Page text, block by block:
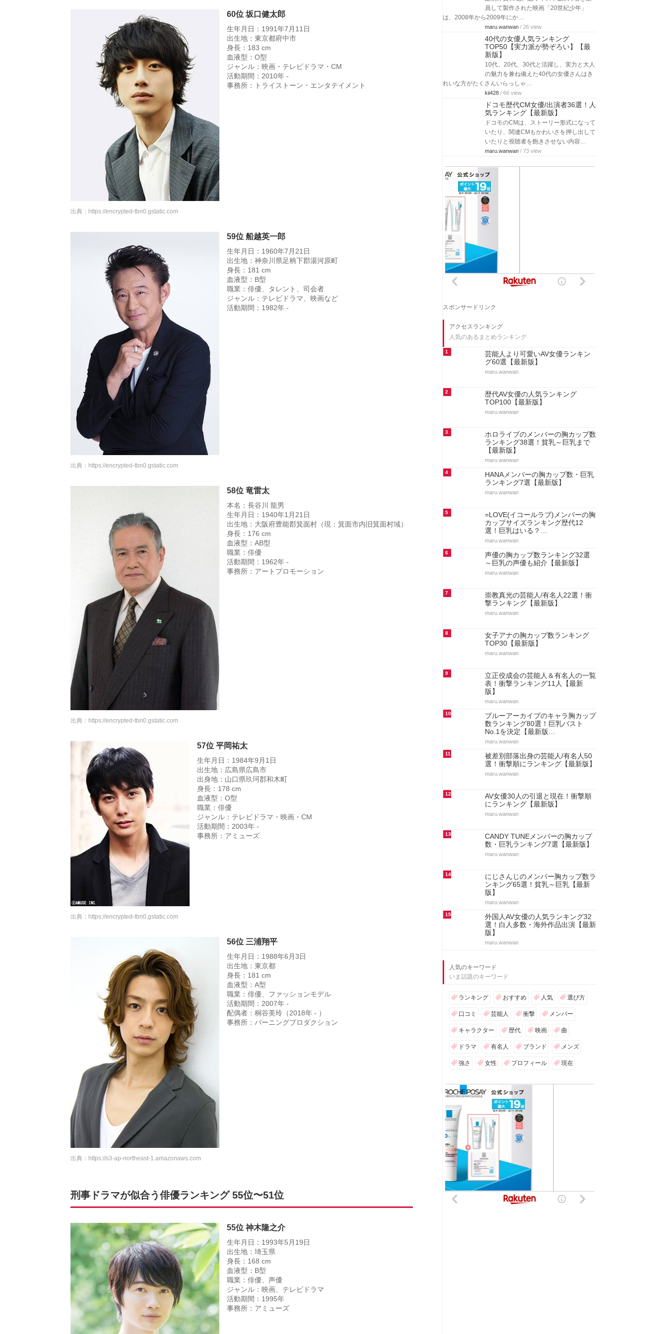
60位 坂口健太郎
生年月日：1991年7月11日
出生地：東京都府中市
身長：183 cm
血液型：O型
ジャンル：映画・テレビドラマ・CM
活動期間：2010年 -
事務所：トライストーン・エンタテイメント
出典： https://encrypted-tbn0.gstatic.com
59位 船越英一郎
生年月日：1960年7月21日
出生地：神奈川県足柄下郡湯河原町
身長：181 cm
血液型：B型
職業：俳優、タレント、司会者
ジャンル：テレビドラマ、映画など
活動期間：1982年 -
出典： https://encrypted-tbn0.gstatic.com
58位 竜雷太
本名：長谷川 龍男
生年月日：1940年1月21日
出生地：大阪府豊能郡箕面村（現：箕面市内旧箕面村域）
身長：176 cm
血液型：AB型
職業：俳優
活動期間：1962年 -
事務所：アートプロモーション
出典： https://encrypted-tbn0.gstatic.com
57位 平岡祐太
生年月日：1984年9月1日
出生地：広島県広島市
出身地：山口県玖珂郡和木町
身長：178 cm
血液型：O型
職業：俳優
ジャンル：テレビドラマ・映画・CM
活動期間：2003年 -
事務所：アミューズ
出典： https://encrypted-tbn0.gstatic.com
56位 三浦翔平
生年月日：1988年6月3日
出生地：東京都
身長：181 cm
血液型：A型
職業：俳優、ファッションモデル
活動期間：2007年 -
配偶者：桐谷美玲（2018年 - ）
事務所：バーニングプロダクション
出典： https://s3-ap-northeast-1.amazonaws.com
刑事ドラマが似合う俳優ランキング 55位〜51位
55位 神木隆之介
生年月日：1993年5月19日
出生地：埼玉県
身長：168 cm
血液型：B型
職業：俳優、声優
ジャンル：映画、テレビドラマ
活動期間：1995年
事務所：アミューズ
員して製作された映画「20世紀少年」
は、2008年から2009年にか…
maru.wanwan / 26 view
40代の女優人気ランキング
TOP50【実力派が勢ぞろい】【最
新版】
10代、20代、30代と活躍し、実力と大人
の魅力を兼ね備えた40代の女優さんはき
れいな方がたくさんいらっしゃ…
kii428 / 66 view
ドコモ歴代CM女優/出演者36選！人
気ランキング【最新版】
ドコモのCMは、ストーリー形式になって
いたり、関連CMもかわいさを押し出して
いたりと視聴者を飽きさせない内容…
maru.wanwan / 73 view
スポンサードリンク
アクセスランキング
人気のあるまとめランキング
1
芸能人より可愛いAV女優ランキン
グ60選【最新版】
maru.wanwan
2
歴代AV女優の人気ランキング
TOP100【最新版】
maru.wanwan
3
ホロライブのメンバーの胸カップ数
ランキング38選！貧乳～巨乳まで
【最新版】
maru.wanwan
4
HANAメンバーの胸カップ数・巨乳
ランキング7選【最新版】
maru.wanwan
5
=LOVE(イコールラブ)メンバーの胸
カップサイズランキング歴代12
選！巨乳はいる？…
maru.wanwan
6
声優の胸カップ数ランキング32選
～巨乳の声優も紹介【最新版】
maru.wanwan
7
崇教真光の芸能人/有名人22選！衝
撃ランキング【最新版】
maru.wanwan
8
女子アナの胸カップ数ランキング
TOP30【最新版】
maru.wanwan
9
立正佼成会の芸能人＆有名人の一覧
表！衝撃ランキング11人【最新
版】
maru.wanwan
10
ブルーアーカイブのキャラ胸カップ
数ランキング80選！巨乳バスト
No.1を決定【最新版…
maru.wanwan
11
被差別部落出身の芸能人/有名人50
選！衝撃順にランキング【最新版】
maru.wanwan
12
AV女優30人の引退と現在！衝撃順
にランキング【最新版】
maru.wanwan
13
CANDY TUNEメンバーの胸カップ
数・巨乳ランキング7選【最新版】
maru.wanwan
14
にじさんじのメンバー胸カップ数ラ
ンキング65選！貧乳～巨乳【最新
版】
maru.wanwan
15
外国人AV女優の人気ランキング32
選！白人多数・海外作品出演【最新
版】
maru.wanwan
人気のキーワード
いま話題のキーワード
ランキング おすすめ 人気 選び方
口コミ 芸能人 衝撃 メンバー
キャラクター 歴代 映画 曲
ドラマ 有名人 ブランド メンズ
強さ 女性 プロフィール 現在